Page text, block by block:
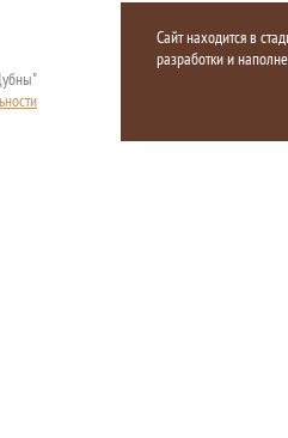
Сайт находится в
разработки и